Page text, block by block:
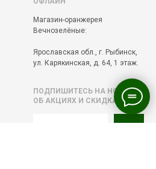
Магазин-оранжерея
Вечнозелёные:
Ярославская обл., г. Рыбинск,
ул. Карякинская, д. 64, 1 этаж.
ПОДПИШИТЕСЬ НА НОВОСТИ
ОБ АКЦИЯХ И СКИДКАХ!